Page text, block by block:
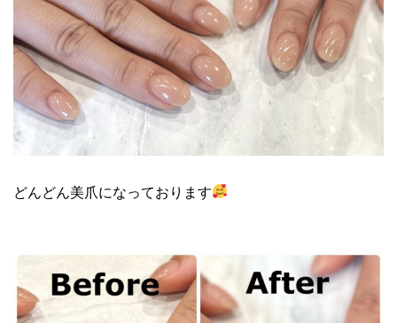
どんどん美爪になっております